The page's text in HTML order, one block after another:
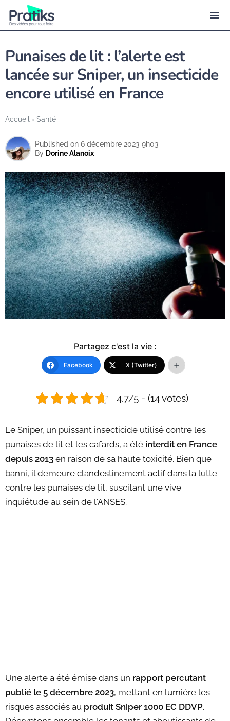
Accueil › Santé
Punaises de lit : l’alerte est
lancée sur Sniper, un insecticide
encore utilisé en France
By Dorine Alanoix
Published on 6 décembre 2023 9h03
Partagez c'est la vie :
Facebook X (Twitter)
4.7/5 - (14 votes)
Le Sniper, un puissant insecticide utilisé contre les
punaises de lit et les cafards, a été interdit en France
depuis 2013 en raison de sa haute toxicité. Bien que
banni, il demeure clandestinement actif dans la lutte
contre les punaises de lit, suscitant une vive
inquiétude au sein de l'ANSES.
Une alerte a été émise dans un rapport percutant
publié le 5 décembre 2023, mettant en lumière les
risques associés au produit Sniper 1000 EC DDVP.